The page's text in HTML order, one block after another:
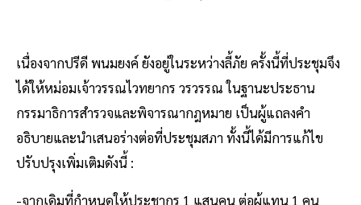
เนื่องจากปรีดี พนมยงค์ ยังอยู่ในระหว่างลี้ภัย ครั้งนี้ที่ประชุมจึง
ได้ให้หม่อมเจ้าวรรณไวทยากร วรวรรณ ในฐานะประธาน
กรรมาธิการสำรวจและพิจารณากฎหมาย เป็นผู้แถลงคำ
อธิบายและนำเสนอร่างต่อที่ประชุมสภา ทั้งนี้ได้มีการแก้ไข
ปรับปรุงเพิ่มเติมดังนี้ :
-จากเดิมที่กำหนดให้ประชากร 1 แสนคน ต่อผู้แทน 1 คน